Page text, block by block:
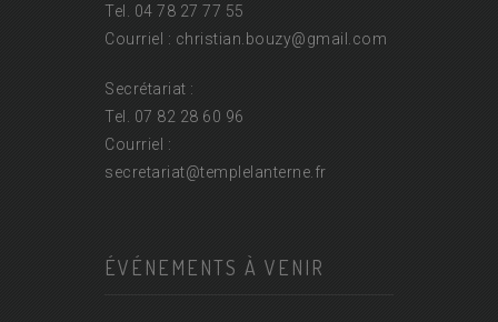
Tel. 04 78 27 77 55
Courriel : christian.bouzy@gmail.com
Secrétariat :
Tel. 07 82 28 60 96
Courriel :
secretariat@templelanterne.fr
ÉVÉNEMENTS À VENIR